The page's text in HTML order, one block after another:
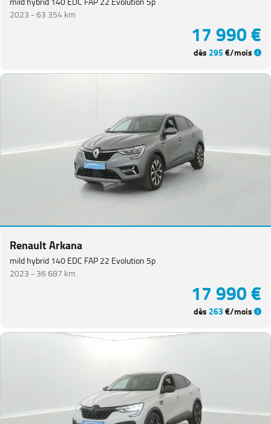
2023 -63 354 km
17 990 €
dès 295€/mois
Renault Arkana
mild hybrid 140 EDC FAP 22 Evolution 5p
2023 -36 687 km
17 990 €
dès 263€/mois